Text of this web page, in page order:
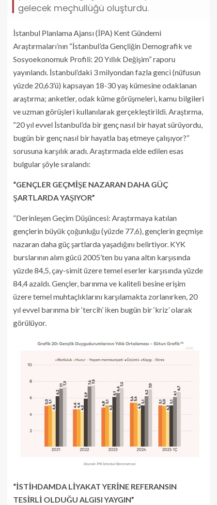
gelecek meçhullüğü oluşturdu.
İstanbul Planlama Ajansı (İPA) Kent Gündemi
Araştırmaları’nın “İstanbul’da Gençliğin Demografik ve
Sosyoekonomuk Profili: 20 Yıllık Değişim” raporu
yayınlandı. İstanbul’daki 3 milyondan fazla genci (nüfusun
yüzde 20,63’ü) kapsayan 18-30 yaş kümesine odaklanan
araştırma; anketler, odak küme görüşmeleri, kamu bilgileri
ve uzman görüşleri kullanılarak gerçekleştirildi. Araştırma,
“20 yıl evvel İstanbul’da bir genç nasıl bir hayat sürüyordu,
bugün bir genç nasıl bir hayatla baş etmeye çalışıyor?”
sorusuna karşılık aradı. Araştırmada elde edilen esas
bulgular şöyle sıralandı:
“GENÇLER GEÇMİŞE NAZARAN DAHA GÜÇ
ŞARTLARDA YAŞIYOR”
“Derinleşen Geçim Düşüncesi: Araştırmaya katılan
gençlerin büyük çoğunluğu (yüzde 77,6), gençlerin geçmişe
nazaran daha güç şartlarda yaşadığını belirtiyor. KYK
burslarının alım gücü 2005’ten bu yana altın karşısında
yüzde 84,5, çay-simit üzere temel eserler karşısında yüzde
84,4 azaldı. Gençler, barınma ve kaliteli besine erişim
üzere temel muhtaçlıklarını karşılamakta zorlanırken, 20
yıl evvel barınma bir ‘tercih’ iken bugün bir ‘kriz’ olarak
görülüyor.
“İSTİHDAMDA LİYAKAT YERİNE REFERANSIN
TESİRLİ OLDUĞU ALGISI YAYGIN”